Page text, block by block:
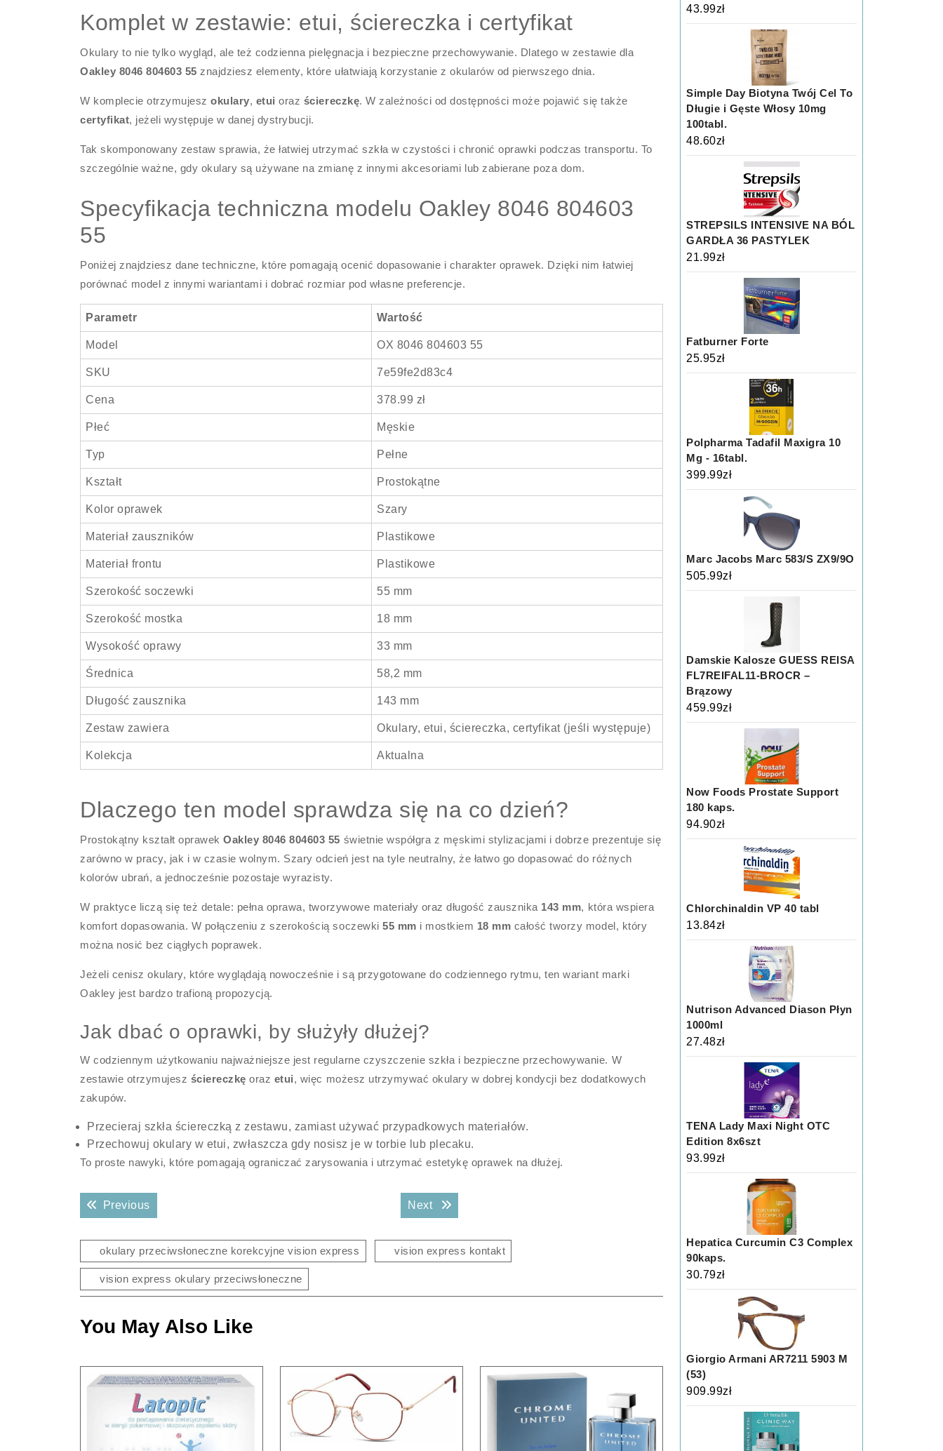
Komplet w zestawie: etui, ściereczka i certyfikat
Okulary to nie tylko wygląd, ale też codzienna pielęgnacja i bezpieczne przechowywanie. Dlatego w zestawie dla
Oakley 8046 804603 55 znajdziesz elementy, które ułatwiają korzystanie z okularów od pierwszego dnia.
W komplecie otrzymujeszokulary, etui oraz ściereczkę. W zależności od dostępności może pojawić się także
certyfikat, jeżeli występuje w danej dystrybucji.
Tak skomponowany zestaw sprawia, że łatwiej utrzymać szkła w czystości i chronić oprawki podczas transportu. To
szczególnie ważne, gdy okulary są używane na zmianę z innymi akcesoriami lub zabierane poza dom.
Specyfikacja techniczna modelu Oakley 8046 804603
55
Poniżej znajdziesz dane techniczne, które pomagają ocenić dopasowanie i charakter oprawek. Dzięki nim łatwiej
porównać model z innymi wariantami i dobrać rozmiar pod własne preferencje.
Parametr Wartość
Model OX 8046 804603 55
SKU 7e59fe2d83c4
Cena 378.99 zł
Płeć Męskie
Typ Pełne
Kształt Prostokątne
Kolor oprawek Szary
Materiał zauszników Plastikowe
Materiał frontu Plastikowe
Szerokość soczewki 55 mm
Szerokość mostka 18 mm
Wysokość oprawy 33 mm
Średnica 58,2 mm
Długość zausznika 143 mm
Zestaw zawiera Okulary, etui, ściereczka, certyfikat (jeśli występuje)
Kolekcja Aktualna
Dlaczego ten model sprawdza się na co dzień?
Prostokątny kształt oprawekOakley 8046 804603 55 świetnie współgra z męskimi stylizacjami i dobrze prezentuje się
zarówno w pracy, jak i w czasie wolnym. Szary odcień jest na tyle neutralny, że łatwo go dopasować do różnych
kolorów ubrań, a jednocześnie pozostaje wyrazisty.
W praktyce liczą się też detale: pełna oprawa, tworzywowe materiały oraz długość zausznika 143 mm, która wspiera
komfort dopasowania. W połączeniu z szerokością soczewki55 mm i mostkiem 18 mm całość tworzy model, który
można nosić bez ciągłych poprawek.
Jeżeli cenisz okulary, które wyglądają nowocześnie i są przygotowane do codziennego rytmu, ten wariant marki
Oakley jest bardzo trafioną propozycją.
Jak dbać o oprawki, by służyły dłużej?
W codziennym użytkowaniu najważniejsze jest regularne czyszczenie szkła i bezpieczne przechowywanie. W
zestawie otrzymujesz ściereczkę oraz etui, więc możesz utrzymywać okulary w dobrej kondycji bez dodatkowych
zakupów.
Przecieraj szkła ściereczką z zestawu, zamiast używać przypadkowych materiałów.
Przechowuj okulary w etui, zwłaszcza gdy nosisz je w torbie lub plecaku.
To proste nawyki, które pomagają ograniczać zarysowania i utrzymać estetykę oprawek na dłużej.
Nawigacja
wpisu
PreviousPrevious post: Next Next post:
okulary przeciwsłoneczne korekcyjne vision express vision express kontakt
vision express okulary przeciwsłoneczne
You May Also Like
43.99zł
Simple Day Biotyna Twój Cel To
Długie i Gęste Włosy 10mg
100tabl.
48.60zł
STREPSILS INTENSIVE NA BÓL
GARDŁA 36 PASTYLEK
21.99zł
Fatburner Forte
25.95zł
Polpharma Tadafil Maxigra 10
Mg - 16tabl.
399.99zł
Marc Jacobs Marc 583/S ZX9/9O
505.99zł
Damskie Kalosze GUESS REISA
FL7REIFAL11-BROCR –
Brązowy
459.99zł
Now Foods Prostate Support
180 kaps.
94.90zł
Chlorchinaldin VP 40 tabl
13.84zł
Nutrison Advanced Diason Płyn
1000ml
27.48zł
TENA Lady Maxi Night OTC
Edition 8x6szt
93.99zł
Hepatica Curcumin C3 Complex
90kaps.
30.79zł
Giorgio Armani AR7211 5903 M
(53)
909.99zł